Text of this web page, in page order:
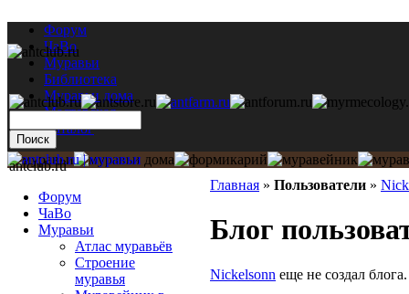
Форум
ЧаВо
Муравьи
Библиотека
Муравьи дома
Мастерская
Каталог
Главная » Пользователи »
Блог
Nickelsonn еще не создал блога.
antclub.ru
Форум
ЧаВо
Муравьи
Атлас муравьёв
Строение
муравья